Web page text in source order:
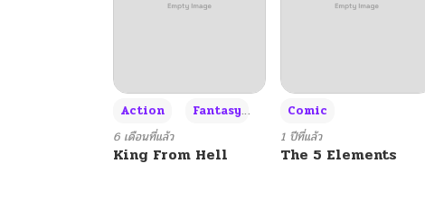
Action Fantasy
6 เดือนที่แล้ว
King From Hell
Comic
1 ปีที่แล้ว
The 5 Elements